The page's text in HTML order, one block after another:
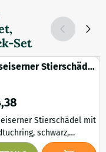
Set
Stierschädel
24,38
Stierschädel mit
schwarz,
Schönes